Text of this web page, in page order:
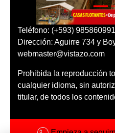
Teléfono: (+593)
Dirección: Aguirre 734 y
webmaster@vistazo.com
Prohibida la reproducción
cualquier idioma, sin
titular, de todos los